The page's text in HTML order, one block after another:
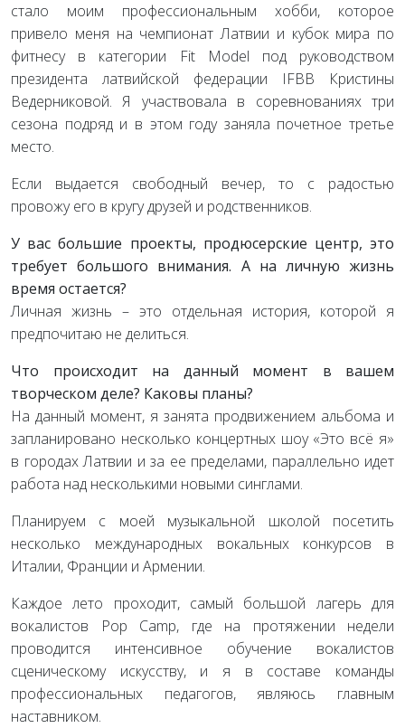
стало моим профессиональным хобби, которое
привело меня на чемпионат Латвии и кубок мира по
фитнесу в категории Fit Model под руководством
президента латвийской федерации IFBB Кристины
Ведерниковой. Я участвовала в соревнованиях три
сезона подряд и в этом году заняла почетное третье
место.
Если выдается свободный вечер, то с радостью
провожу его в кругу друзей и родственников.
У вас большие проекты, продюсерские центр, это
требует большого внимания. А на личную жизнь
время остается?
Личная жизнь – это отдельная история, которой я
предпочитаю не делиться.
Что происходит на данный момент в вашем
творческом деле? Каковы планы?
На данный момент, я занята продвижением альбома и
запланировано несколько концертных шоу «Это всё я»
в городах Латвии и за ее пределами, параллельно идет
работа над несколькими новыми синглами.
Планируем с моей музыкальной школой посетить
несколько международных вокальных конкурсов в
Италии, Франции и Армении.
Каждое лето проходит, самый большой лагерь для
вокалистов Pop Camp, где на протяжении недели
проводится интенсивное обучение вокалистов
сценическому искусству, и я в составе команды
профессиональных педагогов, являюсь главным
наставником.